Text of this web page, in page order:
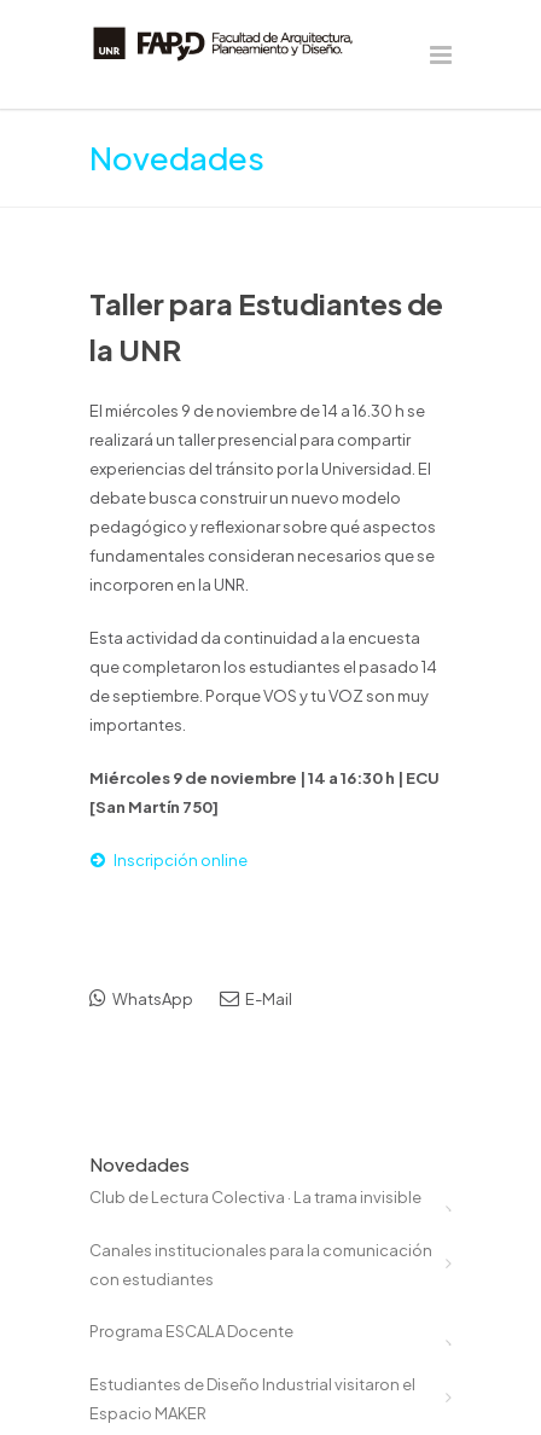
Novedades
Taller para Estudiantes de
la UNR
El miércoles 9 de noviembre de 14 a 16.30 h se
realizará un taller presencial para compartir
experiencias del tránsito por la Universidad. El
debate busca construir un nuevo modelo
pedagógico y reflexionar sobre qué aspectos
fundamentales consideran necesarios que se
incorporen en la UNR.
Esta actividad da continuidad a la encuesta
que completaron los estudiantes el pasado 14
de septiembre. Porque VOS y tu VOZ son muy
importantes.
Miércoles 9 de noviembre | 14 a 16:30 h | ECU
[San Martín 750]
Inscripción online
WhatsApp E-Mail
Novedades
Club de Lectura Colectiva · La trama invisible
Canales institucionales para la comunicación
con estudiantes
Programa ESCALA Docente
Estudiantes de Diseño Industrial visitaron el
Espacio MAKER